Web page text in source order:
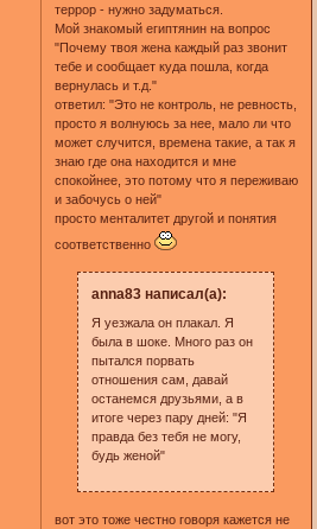
террор - нужно задуматься.
Мой знакомый египтянин на вопрос
"Почему твоя жена каждый раз звонит
тебе и сообщает куда пошла, когда
вернулась и т.д."
ответил: "Это не контроль, не ревность,
просто я волнуюсь за нее, мало ли что
может случится, времена такие, а так я
знаю где она находится и мне
спокойнее, это потому что я переживаю
и забочусь о ней"
просто менталитет другой и понятия
соответственно
anna83 написал(а):
Я уезжала он плакал. Я
была в шоке. Много раз он
пытался порвать
отношения сам, давай
останемся друзьями, а в
итоге через пару дней: "Я
правда без тебя не могу,
будь женой"
вот это тоже честно говоря кажется не